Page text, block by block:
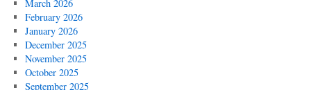
March 2026
February 2026
January 2026
December 2025
November 2025
October 2025
September 2025